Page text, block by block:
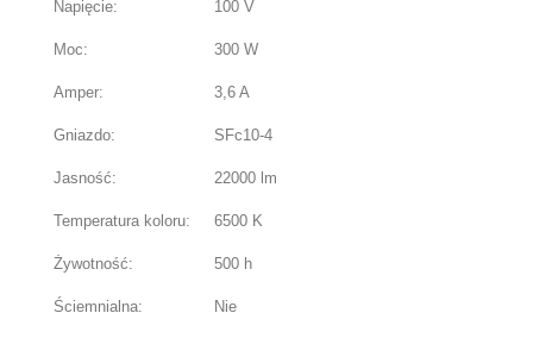
Napięcie: 100 V
Moc: 300 W
Amper: 3,6 A
Gniazdo: SFc10-4
Jasność: 22000 lm
Temperatura koloru: 6500 K
Żywotność: 500 h
Ściemnialna: Nie